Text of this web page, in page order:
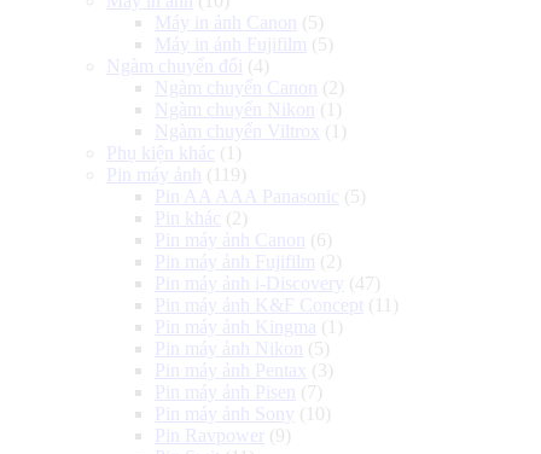
Máy in ảnh Canon
(5)
Máy in ảnh Fujifilm (5)
Ngàm chuyển đổi (4)
Ngàm chuyển Canon
(2)
Ngàm chuyển Nikon
(1)
Ngàm chuyển Viltrox (1)
Phụ kiện khác (1)
Pin máy ảnh
(119)
Pin AA AAA Panasonic (5)
Pin khác (2)
Pin máy ảnh Canon
(6)
Pin máy ảnh Fujifilm (2)
Pin máy ảnh i-Discovery (47)
Pin máy ảnh K&F Concept (11)
Pin máy ảnh Kingma (1)
Pin máy ảnh Nikon
(5)
Pin máy ảnh Pentax (3)
Pin máy ảnh Pisen
(7)
Pin máy ảnh Sony (10)
Pin Ravpower
(9)